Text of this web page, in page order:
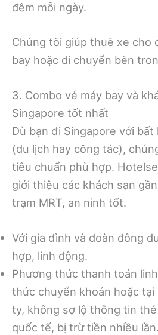
đêm mỗi ngày.
Chúng tôi giúp thuê xe cho
bay hoặc di chuyển bên
3. Combo vé máy bay và
Singapore tốt nhất
Dù bạn đi Singapore với
(du lịch hay công tác),
tiêu chuẩn phù hợp.
giới thiệu các khách sạn
trạm MRT, an ninh tốt.
Với gia đình và đoàn đông
hợp, linh động.
Phương thức thanh toán
thức chuyển khoản hoặc tại
ty, không sợ lộ thông tin
quốc tế, bị trừ tiền nhiều lần.